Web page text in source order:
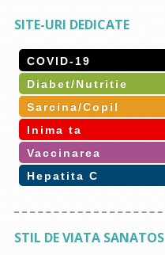
SITE-URI DEDICATE
COVID-19
Diabet/Nutritie
Sarcina/Copil
Inima ta
Vaccinarea
Hepatita C
STIL DE VIATA SANATOS